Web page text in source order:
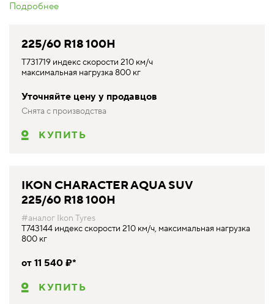
Подробнее
225/60 R18 100H
T731719 индекс скорости 210 км/ч
максимальная нагрузка 800 кг
Уточняйте цену у продавцов
Снята с производства
КУПИТЬ
IKON CHARACTER AQUA SUV
225/60 R18 100H
#аналог Ikon Tyres
T743144 индекс скорости 210 км/ч, максимальная нагрузка
800 кг
от 11 540 ₽*
КУПИТЬ